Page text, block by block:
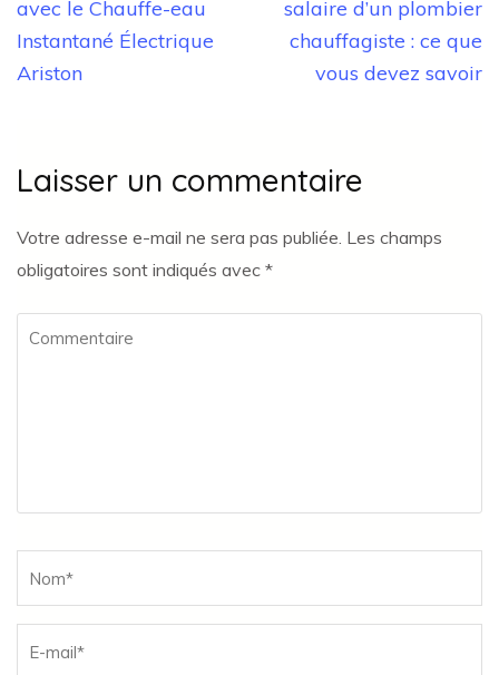
l’article
avec le Chauffe-eau
Instantané Électrique
Ariston
salaire d’un plombier
chauffagiste : ce que
vous devez savoir
Laisser un commentaire
Votre adresse e-mail ne sera pas publiée. Les champs
obligatoires sont indiqués avec *
Commentaire